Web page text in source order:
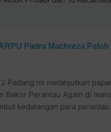
Pietra Machreza
Padang ini melanjutkan
Bakor Perantau Agam di
kedatangan para